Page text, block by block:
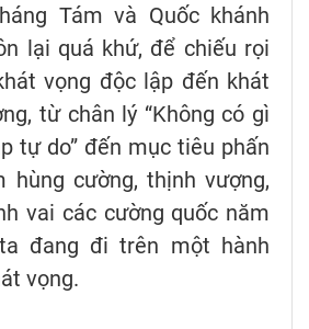
Tám và Quốc khánh
lại quá khứ, để chiếu rọi
vọng độc lập đến khát
từ chân lý “Không có gì
tự do” đến mục tiêu phấn
hùng cường, thịnh vượng,
vai các cường quốc năm
ta đang đi trên một hành
vọng.